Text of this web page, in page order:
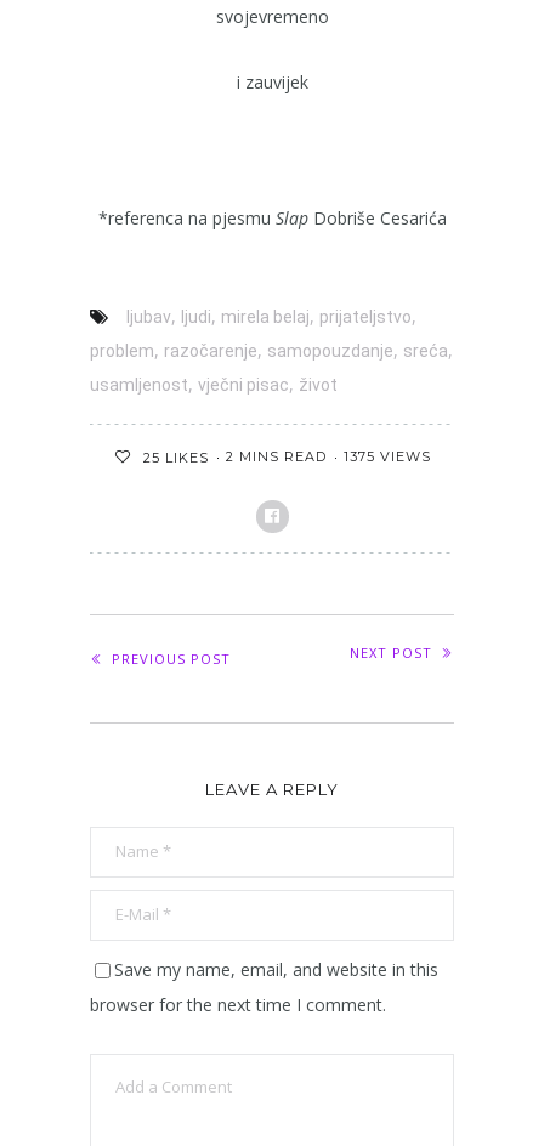
svojevremeno
i zauvijek
*referenca na pjesmu SlapDobriše Cesarića
ljubav, ljudi, mirela belaj, prijateljstvo,
problem, razočarenje, samopouzdanje, sreća,
usamljenost, vječni pisac, život
25 LIKES 2 MINS READ 1375 VIEWS
PREVIOUS POST NEXT POST
LEAVE A REPLY
Save my name, email, and website in this
browser for the next time I comment.